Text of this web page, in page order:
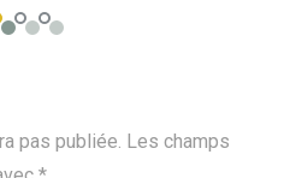
pas publiée. Les champs